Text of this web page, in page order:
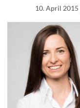
10. April 2015